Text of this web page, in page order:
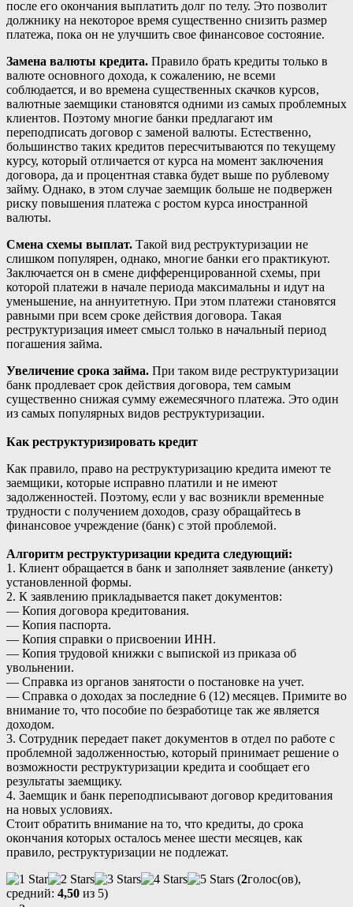
после его окончания выплатить долг по телу. Это позволит
должнику на некоторое время существенно снизить размер
платежа, пока он не улучшить свое финансовое состояние.
Замена валюты кредита. Правило брать кредиты только в
валюте основного дохода, к сожалению, не всеми
соблюдается, и во времена существенных скачков курсов,
валютные заемщики становятся одними из самых проблемных
клиентов. Поэтому многие банки предлагают им
переподписать договор с заменой валюты. Естественно,
большинство таких кредитов пересчитываются по текущему
курсу, который отличается от курса на момент заключения
договора, да и процентная ставка будет выше по рублевому
займу. Однако, в этом случае заемщик больше не подвержен
риску повышения платежа с ростом курса иностранной
валюты.
Смена схемы выплат. Такой вид реструктуризации не
слишком популярен, однако, многие банки его практикуют.
Заключается он в смене дифференцированной схемы, при
которой платежи в начале периода максимальны и идут на
уменьшение, на аннуитетную. При этом платежи становятся
равными при всем сроке действия договора. Такая
реструктуризация имеет смысл только в начальный период
погашения займа.
Увеличение срока займа. При таком виде реструктуризации
банк продлевает срок действия договора, тем самым
существенно снижая сумму ежемесячного платежа. Это один
из самых популярных видов реструктуризации.
Как реструктуризировать кредит
Как правило, право на реструктуризацию кредита имеют те
заемщики, которые исправно платили и не имеют
задолженностей. Поэтому, если у вас возникли временные
трудности с получением доходов, сразу обращайтесь в
финансовое учреждение (банк) с этой проблемой.
Алгоритм реструктуризации кредита следующий:
1. Клиент обращается в банк и заполняет заявление (анкету)
установленной формы.
2. К заявлению прикладывается пакет документов:
— Копия договора кредитования.
— Копия паспорта.
— Копия справки о присвоении ИНН.
— Копия трудовой книжки с выпиской из приказа об
увольнении.
— Справка из органов занятости о постановке на учет.
— Справка о доходах за последние 6 (12) месяцев. Примите во
внимание то, что пособие по безработице так же является
доходом.
3. Сотрудник передает пакет документов в отдел по работе с
проблемной задолженностью, который принимает решение о
возможности реструктуризации кредита и сообщает его
результаты заемщику.
4. Заемщик и банк переподписывают договор кредитования
на новых условиях.
Стоит обратить внимание на то, что кредиты, до срока
окончания которых осталось менее шести месяцев, как
правило, реструктуризации не подлежат.
(2голос(ов),
средний: 4,50 из 5)